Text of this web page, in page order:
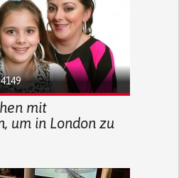
4149
mit
um in London zu